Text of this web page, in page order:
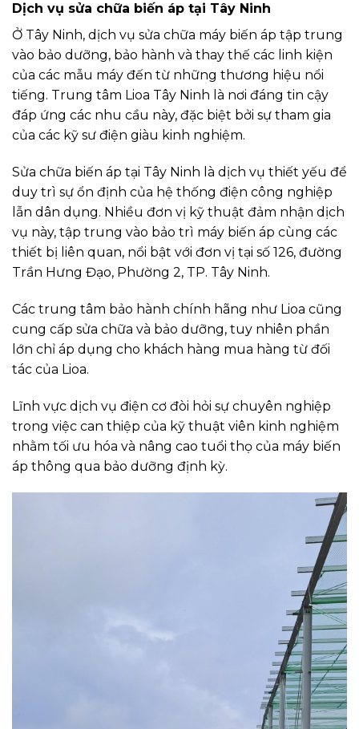
Dịch vụ sửa chữa biến áp tại Tây Ninh
Ở Tây Ninh, dịch vụ sửa chữa máy biến áp tập trung
vào bảo dưỡng, bảo hành và thay thế các linh kiện
của các mẫu máy đến từ những thương hiệu nổi
tiếng. Trung tâm Lioa Tây Ninh là nơi đáng tin cậy
đáp ứng các nhu cầu này, đặc biệt bởi sự tham gia
của các kỹ sư điện giàu kinh nghiệm.
Sửa chữa biến áp tại Tây Ninh là dịch vụ thiết yếu để
duy trì sự ổn định của hệ thống điện công nghiệp
lẫn dân dụng. Nhiều đơn vị kỹ thuật đảm nhận dịch
vụ này, tập trung vào bảo trì máy biến áp cùng các
thiết bị liên quan, nổi bật với đơn vị tại số 126, đường
Trần Hưng Đạo, Phường 2, TP. Tây Ninh.
Các trung tâm bảo hành chính hãng như Lioa cũng
cung cấp sửa chữa và bảo dưỡng, tuy nhiên phần
lớn chỉ áp dụng cho khách hàng mua hàng từ đối
tác của Lioa.
Lĩnh vực dịch vụ điện cơ đòi hỏi sự chuyên nghiệp
trong việc can thiệp của kỹ thuật viên kinh nghiệm
nhằm tối ưu hóa và nâng cao tuổi thọ của máy biến
áp thông qua bảo dưỡng định kỳ.